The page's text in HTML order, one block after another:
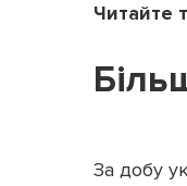
Читайте
За добу